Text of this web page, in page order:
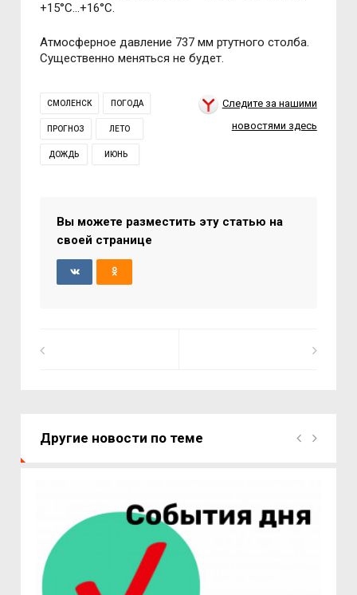
+15°C…+16°C.
Атмосферное давление 737 мм ртутного столба.
Существенно меняться не будет.
СМОЛЕНСК ПОГОДА
ПРОГНОЗ ЛЕТО
ДОЖДЬ ИЮНЬ
Следите за нашими
новостями здесь
Вы можете разместить эту статью на
своей странице
Другие новости по теме